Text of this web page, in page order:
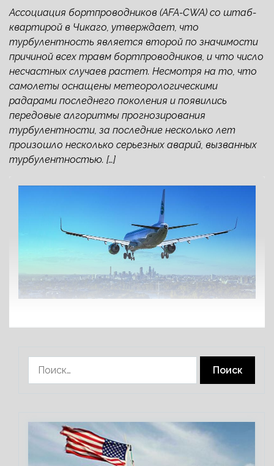
Ассоциация бортпроводников (AFA-CWA) со штаб-
квартирой в Чикаго, утверждает, что
турбулентность является второй по значимости
причиной всех травм бортпроводников, и что число
несчастных случаев растет. Несмотря на то, что
самолеты оснащены метеорологическими
радарами последнего поколения и появились
передовые алгоритмы прогнозирования
турбулентности, за последние несколько лет
произошло несколько серьезных аварий, вызванных
турбулентностью. […]